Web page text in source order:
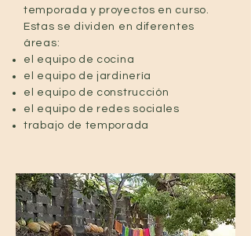
temporada y proyectos en curso.
Estas se dividen en diferentes
áreas:
el equipo de cocina
el equipo de jardinería
el equipo de construcción
el equipo de redes sociales
trabajo de temporada